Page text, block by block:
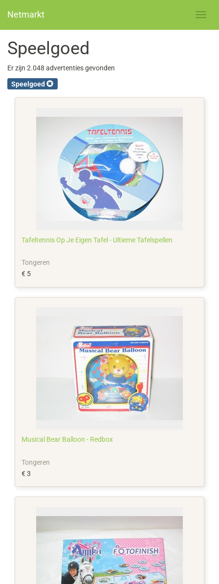
Netmarkt
Speelgoed
Er zijn 2.048 advertenties gevonden
Speelgoed
Tafeltennis Op Je Eigen Tafel - Ultieme Tafelspellen
Tongeren
€ 5
Musical Bear Balloon - Redbox
Tongeren
€ 3